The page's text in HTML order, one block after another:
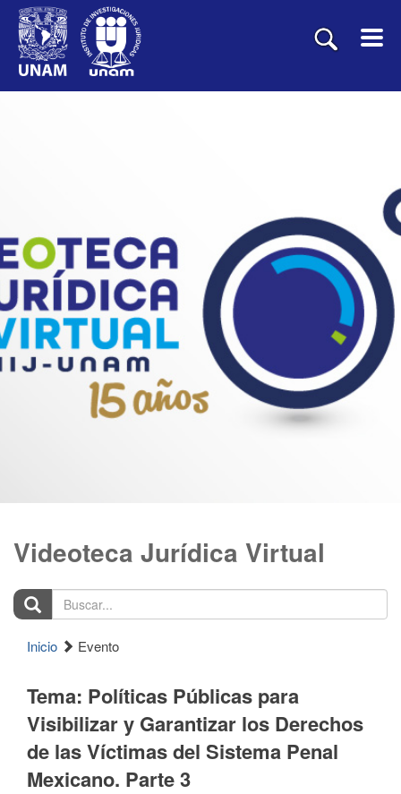
Videoteca Jurídica Virtual
Buscar...
Inicio Evento
Tema: Políticas Públicas para
Visibilizar y Garantizar los Derechos
de las Víctimas del Sistema Penal
Mexicano. Parte 3